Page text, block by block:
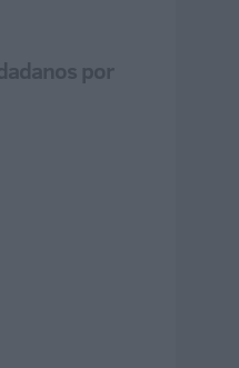
por